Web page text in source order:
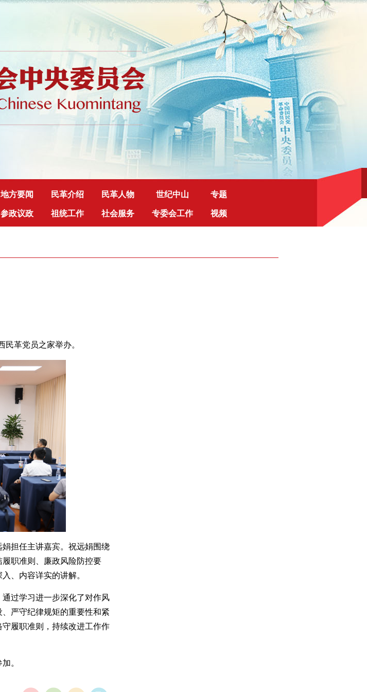
地方要闻 民革介绍 民革人物 世纪中山 专题
参政议政 祖统工作 社会服务 专委会工作 视频
民革党员之家举办。
担任主讲嘉宾。祝远娟围绕
职准则、廉政风险防控要
、内容详实的讲解。
过学习进一步深化了对作风
严守纪律规矩的重要性和紧
履职准则，持续改进工作作
。